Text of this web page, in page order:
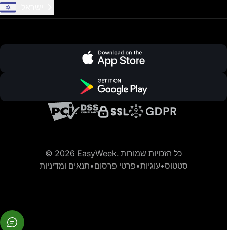
© 2026 EasyWeek. כל הזכויות שמורות
תנאים ומדיניות•פרטי פרסום•עוגיות•סטטוס